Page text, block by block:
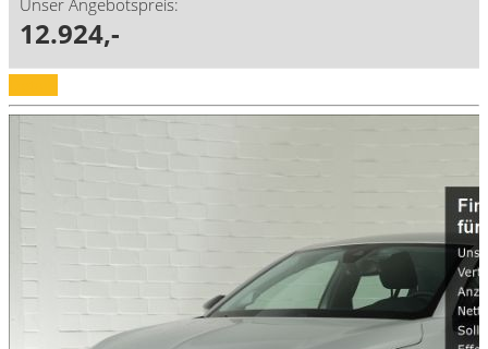
Unser Angebotspreis:
12.924,-